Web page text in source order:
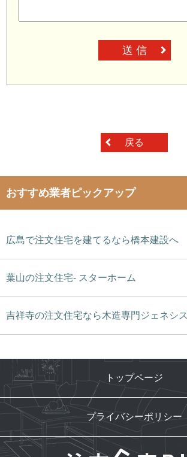
送 信
戻る
おすすめ業者ピックアップ
広島で注文住宅を建てるなら橋本建設へ
葉山の注文住宅- スターホーム
吉祥寺の注文住宅なら木造専門ジェネシス
トップページ
プライバシーポリシー